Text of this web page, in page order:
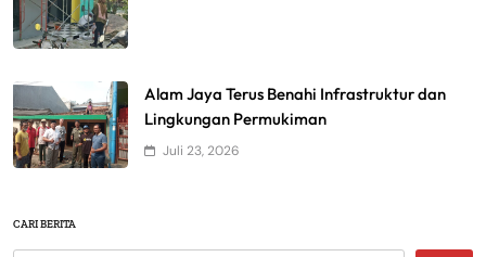
Alam Jaya Terus Benahi Infrastruktur dan
Lingkungan Permukiman
Juli 23, 2026
CARI BERITA